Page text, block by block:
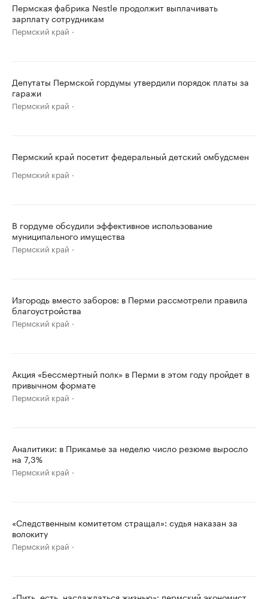
Пермская фабрика Nestle продолжит выплачивать
зарплату сотрудникам
Пермский край
Депутаты Пермской гордумы утвердили порядок платы за
гаражи
Пермский край
Пермский край посетит федеральный детский омбудсмен
Пермский край
В гордуме обсудили эффективное использование
муниципального имущества
Пермский край
Изгородь вместо заборов: в Перми рассмотрели правила
благоустройства
Пермский край
Акция «Бессмертный полк» в Перми в этом году пройдет в
привычном формате
Пермский край
Аналитики: в Прикамье за неделю число резюме выросло
на 7,3%
Пермский край
«Следственным комитетом стращал»: судья наказан за
волокиту
Пермский край